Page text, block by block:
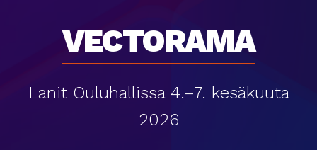
Vectorama
Lanit Ouluhallissa 4.–7. kesäkuuta
2026